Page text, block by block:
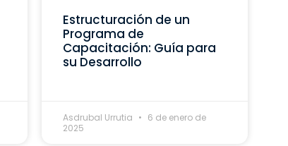
Estructuración de un
Programa de
Capacitación: Guía para
su Desarrollo
Asdrubal Urrutia
6 de enero de
2025